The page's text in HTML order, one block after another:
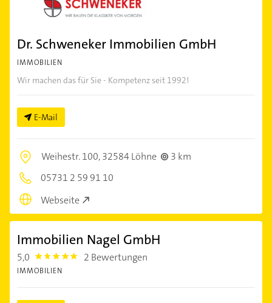
Dr. Schweneker Immobilien GmbH
IMMOBILIEN
Wir machen das für Sie - Kompetenz seit 1992!
E-Mail
Weihestr. 100,32584 Löhne
3 km
05731 2 59 91 10
Webseite
Immobilien Nagel GmbH
5,0 5.0 2 Bewertungen
IMMOBILIEN